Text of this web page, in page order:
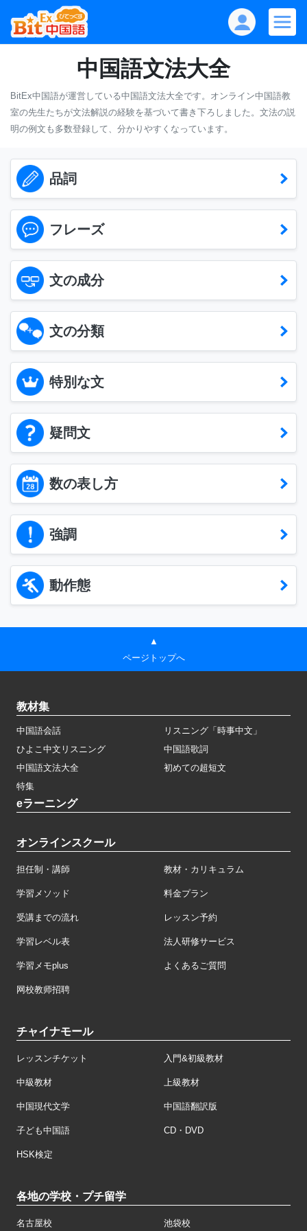
中国語文法大全
BitEx中国語が運営している中国語文法大全です。オンライン中国語教
室の先生たちが文法解説の経験を基づいて書き下ろしました。 文法の説
明の例文も多数登録して、分かりやすくなっています。
品詞
フレーズ
文の成分
文の分類
特別な文
疑問文
数の表し方
強調
動作態
▲
ページトップへ
教材集
中国語会話
リスニング「時事中文」
ひよこ中文リスニング
中国語歌詞
中国語文法大全
初めての超短文
特集
eラーニング
オンラインスクール
担任制・講師 教材・カリキュラム
学習メソッド 料金プラン
受講までの流れ レッスン予約
学習レベル表 法人研修サービス
学習メモplus よくあるご質問
网校教师招聘
チャイナモール
レッスンチケット 入門&初級教材
中級教材 上級教材
中国現代文学 中国語翻訳版
子ども中国語 CD・DVD
HSK検定
各地の学校・プチ留学
名古屋校 池袋校